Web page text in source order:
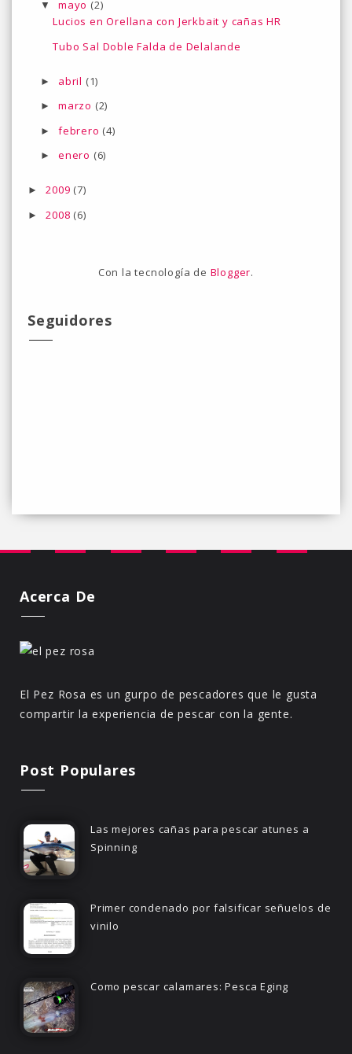
▼ mayo (2)
Lucios en Orellana con Jerkbait y cañas HR
Tubo Sal Doble Falda de Delalande
► abril (1)
► marzo (2)
► febrero (4)
► enero (6)
►2009 (7)
►2008 (6)
Con la tecnología de Blogger.
Seguidores
Acerca De
El Pez Rosa es un gurpo de pescadores que le gusta
compartir la experiencia de pescar con la gente.
Post Populares
Las mejores cañas para pescar atunes a
Spinning
Primer condenado por falsificar señuelos de
vinilo
Como pescar calamares: Pesca Eging